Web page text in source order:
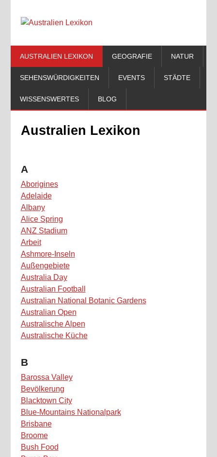
AUSTRALIEN LEXIKON GEOGRAFIE NATUR
SEHENSWÜRDIGKEITEN EVENTS STÄDTE
WISSENSWERTES BLOG
Australien Lexikon
A
Aborigines
Adelaide
Albany
Alice Spring
ANZ Stadium
Arbeit
Ashmore-Inseln
Außengebiete
Australia Day
Australian Football
Australian National Botanic Gardens
Australian Open
Australische Alpen
Australische Küche
B
Barossa Valley
Bevölkerung
Blacktown City
Blue-Mountains Nationalpark
Brisbane
Broome
Bush Food